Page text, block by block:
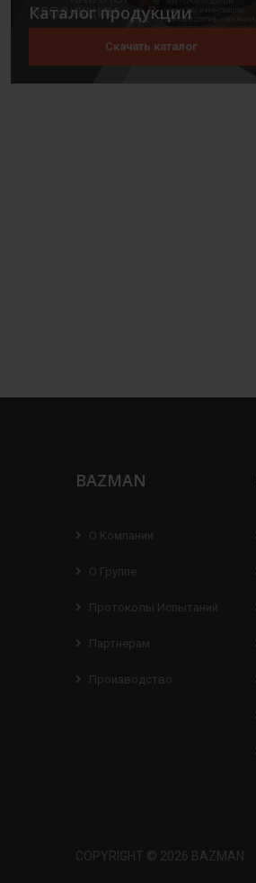
Каталог продукции
Скачать каталог
BAZMAN
О Компании
О Группе
Протоколы Испытаний
Партнерам
Производство
COPYRIGHT © 2026 BAZMAN